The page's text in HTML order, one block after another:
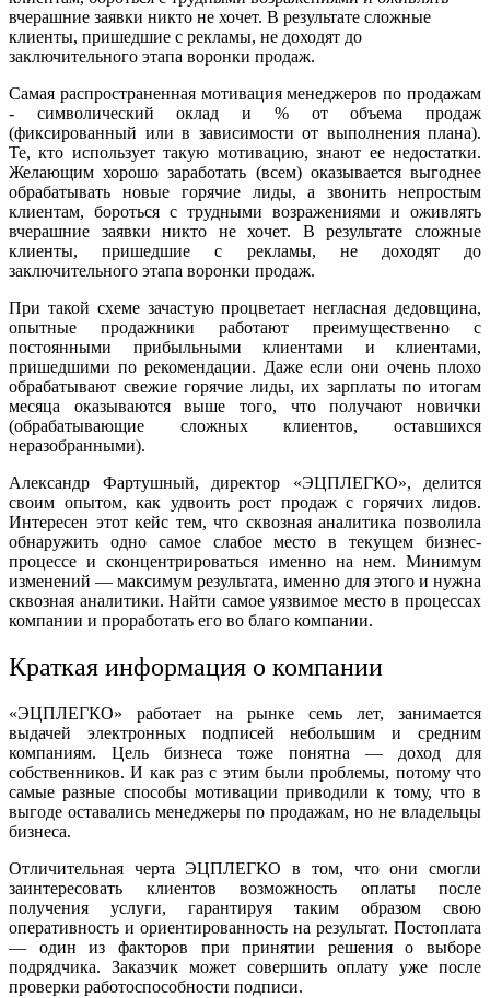
вчерашние заявки никто не хочет. В результате сложные
клиенты, пришедшие с рекламы, не доходят до
заключительного этапа воронки продаж.
Самая распространенная мотивация менеджеров по продажам
- символический оклад и % от объема продаж
(фиксированный или в зависимости от выполнения плана).
Те, кто использует такую мотивацию, знают ее недостатки.
Желающим хорошо заработать (всем) оказывается выгоднее
обрабатывать новые горячие лиды, а звонить непростым
клиентам, бороться с трудными возражениями и оживлять
вчерашние заявки никто не хочет. В результате сложные
клиенты, пришедшие с рекламы, не доходят до
заключительного этапа воронки продаж.
При такой схеме зачастую процветает негласная дедовщина,
опытные продажники работают преимущественно с
постоянными прибыльными клиентами и клиентами,
пришедшими по рекомендации. Даже если они очень плохо
обрабатывают свежие горячие лиды, их зарплаты по итогам
месяца оказываются выше того, что получают новички
(обрабатывающие сложных клиентов, оставшихся
неразобранными).
Александр Фартушный, директор «ЭЦПЛЕГКО», делится
своим опытом, как удвоить рост продаж с горячих лидов.
Интересен этот кейс тем, что сквозная аналитика позволила
обнаружить одно самое слабое место в текущем бизнес-
процессе и сконцентрироваться именно на нем. Минимум
изменений — максимум результата, именно для этого и нужна
сквозная аналитики. Найти самое уязвимое место в процессах
компании и проработать его во благо компании.
Краткая информация о компании
«ЭЦПЛЕГКО» работает на рынке семь лет, занимается
выдачей электронных подписей небольшим и средним
компаниям. Цель бизнеса тоже понятна — доход для
собственников. И как раз с этим были проблемы, потому что
самые разные способы мотивации приводили к тому, что в
выгоде оставались менеджеры по продажам, но не владельцы
бизнеса.
Отличительная черта ЭЦПЛЕГКО в том, что они смогли
заинтересовать клиентов возможность оплаты после
получения услуги, гарантируя таким образом свою
оперативность и ориентированность на результат. Постоплата
— один из факторов при принятии решения о выборе
подрядчика. Заказчик может совершить оплату уже после
проверки работоспособности подписи.